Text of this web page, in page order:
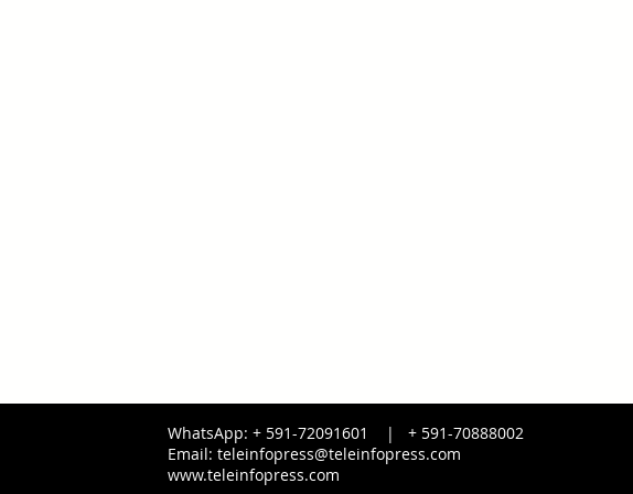
WhatsApp: + 591-72091601 | + 591-70888002
Email: teleinfopress@teleinfopress.com
www.teleinfopress.com